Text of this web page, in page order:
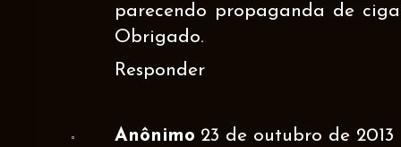
parecendo propaganda de
Obrigado.
Responder
Anônimo 23 de outubro de 2013